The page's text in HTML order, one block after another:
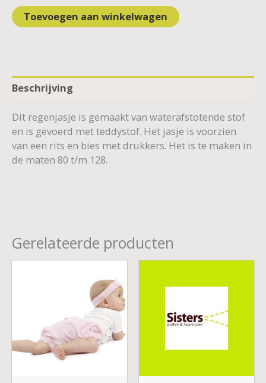
Toevoegen aan winkelwagen
Beschrijving
Dit regenjasje is gemaakt van waterafstotende stof
en is gevoerd met teddystof. Het jasje is voorzien
van een rits en bies met drukkers. Het is te maken in
de maten 80 t/m 128.
Gerelateerde producten